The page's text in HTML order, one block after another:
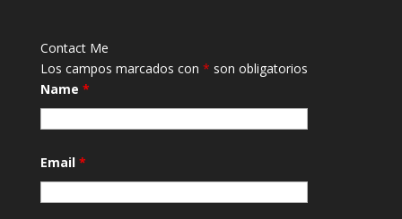
Contact Me
Los campos marcados con * son obligatorios
Name *
Email *